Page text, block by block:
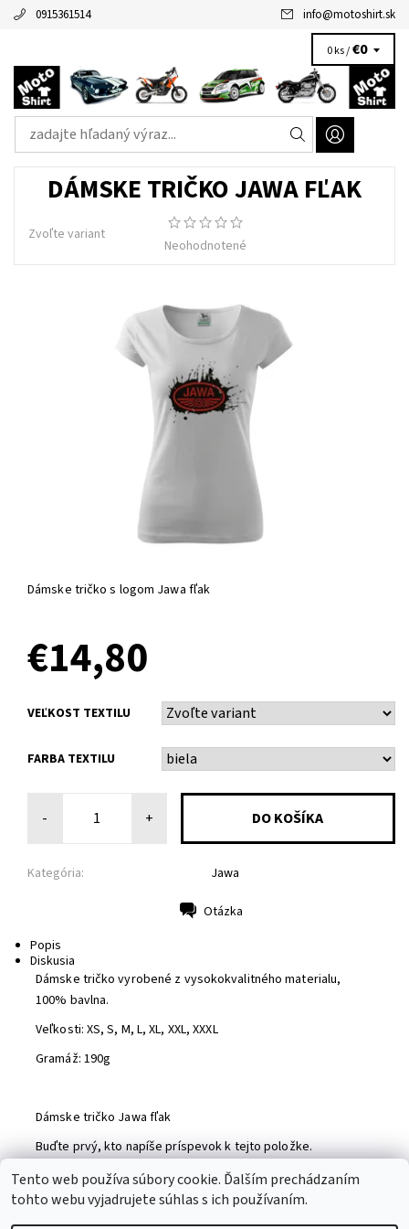
0915361514 info@motoshirt.sk
0 ks /€0
DÁMSKE TRIČKO JAWA FĽAK
Zvoľte variant
Neohodnotené
Dámske tričko s logom Jawa fľak
€14,80
VEĽKOST TEXTILU
FARBA TEXTILU
- +
Kategória: Jawa
Otázka
Popis
Diskusia
Dámske tričko vyrobené z vysokokvalitného materialu,
100% bavlna.
Veľkosti: XS, S, M, L, XL, XXL, XXXL
Gramáž: 190g
Dámske tričko Jawa fľak
Buďte prvý, kto napíše príspevok k tejto položke.
Pridať komentár
Tento web používa súbory cookie. Ďalším prechádzaním
tohto webu vyjadrujete súhlas s ich používaním.